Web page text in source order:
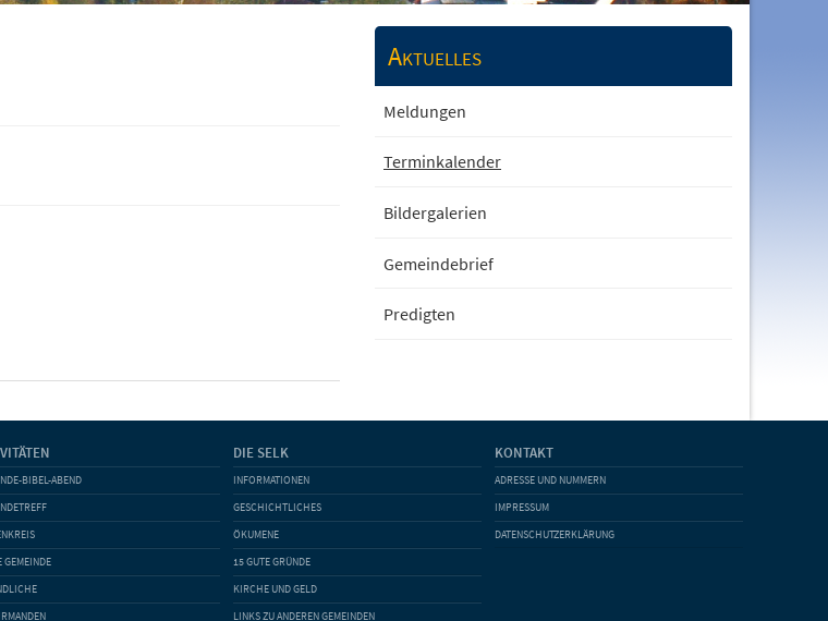
Aktuelles
Meldungen
Terminkalender
Bildergalerien
Gemeindebrief
Predigten
BIBEL-ABEND
GEMEINDE
DIE SELK
INFORMATIONEN
GESCHICHTLICHES
ÖKUMENE
15 GUTE GRÜNDE
KIRCHE UND GELD
LINKS ZU ANDEREN GEMEINDEN
KONTAKT
ADRESSE UND NUMMERN
IMPRESSUM
DATENSCHUTZERKLÄRUNG